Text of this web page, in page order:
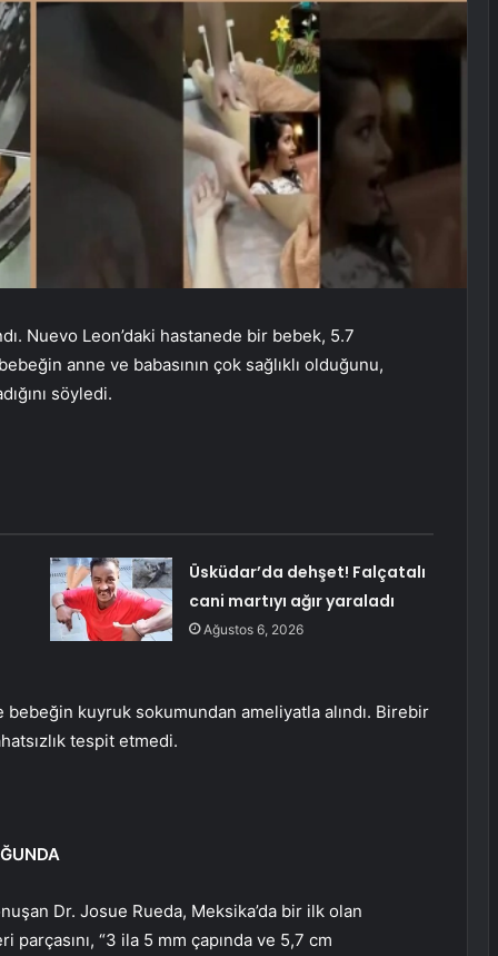
Nuevo Leon’daki hastanede bir bebek, 5.7
anne ve babasının çok sağlıklı olduğunu,
söyledi.
Üsküdar’da dehşet! Falçatalı
cani martıyı ağır yaraladı
Ağustos 6, 2026
kuyruk sokumundan ameliyatla alındı. Birebir
tespit etmedi.
Dr. Josue Rueda, Meksika’da bir ilk olan
“3 ila 5 mm çapında ve 5,7 cm